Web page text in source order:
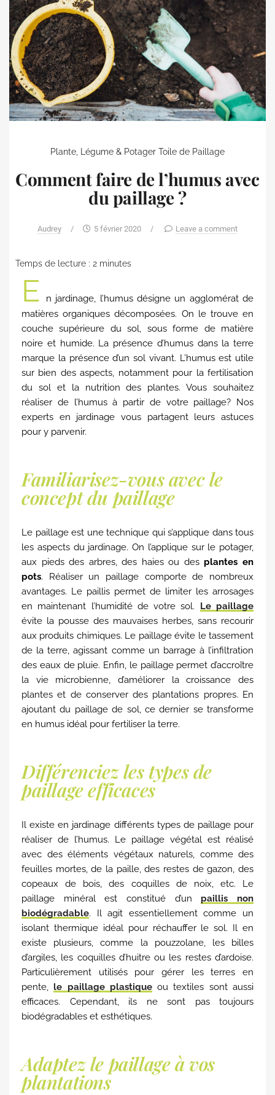
Plante, Légume & Potager Toile de Paillage
Comment faire de l’humus avec
du paillage ?
Audrey / 5 février 2020 / Leave a comment
Temps de lecture : 2 minutes
E
n jardinage, l’humus désigne un agglomérat de
matières organiques décomposées. On le trouve en
couche supérieure du sol, sous forme de matière
noire et humide. La présence d’humus dans la terre
marque la présence d’un sol vivant. L’humus est utile
sur bien des aspects, notamment pour la fertilisation
du sol et la nutrition des plantes. Vous souhaitez
réaliser de l’humus à partir de votre paillage? Nos
experts en jardinage vous partagent leurs astuces
pour y parvenir.
Familiarisez-vous avec le
concept du paillage
Le paillage est une technique qui s’applique dans tous
les aspects du jardinage. On l’applique sur le potager,
aux pieds des arbres, des haies ou desplantes en
pots. Réaliser un paillage comporte de nombreux
avantages. Le paillis permet de limiter les arrosages
en maintenant l’humidité de votre sol. Le paillage
évite la pousse des mauvaises herbes, sans recourir
aux produits chimiques. Le paillage évite le tassement
de la terre, agissant comme un barrage à l’infiltration
des eaux de pluie. Enfin, le paillage permet d’accroître
la vie microbienne, d’améliorer la croissance des
plantes et de conserver des plantations propres. En
ajoutant du paillage de sol, ce dernier se transforme
en humus idéal pour fertiliser la terre.
Différenciez les types de
paillage efficaces
Il existe en jardinage différents types de paillage pour
réaliser de l’humus. Le paillage végétal est réalisé
avec des éléments végétaux naturels, comme des
feuilles mortes, de la paille, des restes de gazon, des
copeaux de bois, des coquilles de noix, etc. Le
paillage minéral est constitué d’un paillis non
biodégradable. Il agit essentiellement comme un
isolant thermique idéal pour réchauffer le sol. Il en
existe plusieurs, comme la pouzzolane, les billes
d’argiles, les coquilles d’huitre ou les restes d’ardoise.
Particulièrement utilisés pour gérer les terres en
pente, le paillage plastiqueou textiles sont aussi
efficaces. Cependant, ils ne sont pas toujours
biodégradables et esthétiques.
Adaptez le paillage à vos
plantations